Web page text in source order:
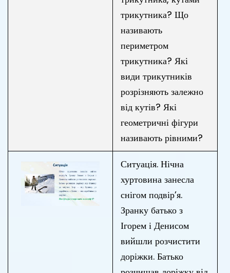
трикутника? Що
називають
периметром
трикутника? Які
види трикутників
розрізняють залежно
від кутів? Які
геометричні фігури
називають рівними?
Ситуація. Нічна
хуртовина занесла
снігом подвір’я.
Зранку батько з
Ігорем і Денисом
вийшли розчистити
доріжки. Батько